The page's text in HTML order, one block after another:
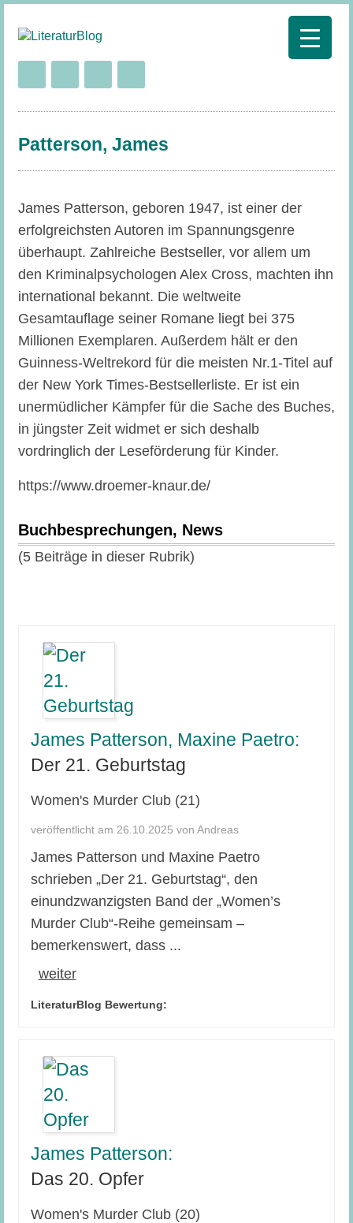
Patterson, James
James Patterson, geboren 1947, ist einer der
erfolgreichsten Autoren im Spannungsgenre
überhaupt. Zahlreiche Bestseller, vor allem um
den Kriminalpsychologen Alex Cross, machten ihn
international bekannt. Die weltweite
Gesamtauflage seiner Romane liegt bei 375
Millionen Exemplaren. Außerdem hält er den
Guinness-Weltrekord für die meisten Nr.1-Titel auf
der New York Times-Bestsellerliste. Er ist ein
unermüdlicher Kämpfer für die Sache des Buches,
in jüngster Zeit widmet er sich deshalb
vordringlich der Leseförderung für Kinder.
https://www.droemer-knaur.de/
Buchbesprechungen, News
(5 Beiträge in dieser Rubrik)
James Patterson, Maxine Paetro:
Der 21. Geburtstag
Women's Murder Club (21)
veröffentlicht am 26.10.2025 von Andreas
James Patterson und Maxine Paetro
schrieben „Der 21. Geburtstag“, den
einundzwanzigsten Band der „Women’s
Murder Club“-Reihe gemeinsam –
bemerkenswert, dass ...
weiter
LiteraturBlog Bewertung:
James Patterson:
Das 20. Opfer
Women's Murder Club (20)